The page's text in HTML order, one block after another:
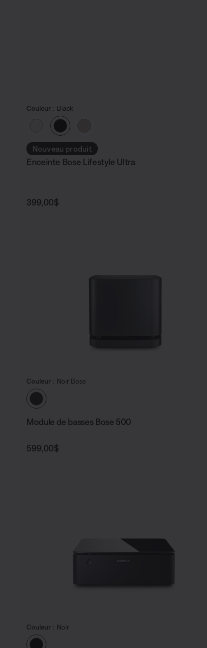
Couleur : Black
Choisissez la couleur
Nouveau produit
Enceinte Bose Lifestyle Ultra
Prix :
399,00$
Couleur : Noir Bose
Choisissez la couleur
Module de basses Bose 500
Prix :
599,00$
Couleur : Noir
Choisissez la couleur